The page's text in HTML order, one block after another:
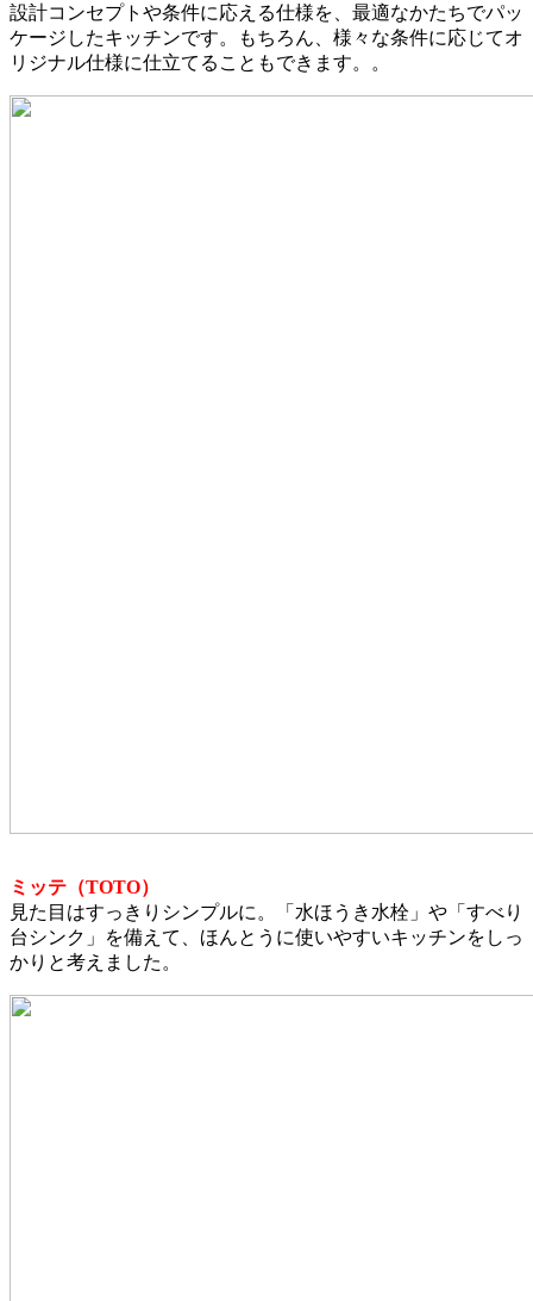
設計コンセプトや条件に応える仕様を、最適なかたちでパッ
ケージしたキッチンです。もちろん、様々な条件に応じてオ
リジナル仕様に仕立てることもできます。。
ミッテ（TOTO）
見た目はすっきりシンプルに。「水ほうき水栓」や「すべり
台シンク」を備えて、ほんとうに使いやすいキッチンをしっ
かりと考えました。